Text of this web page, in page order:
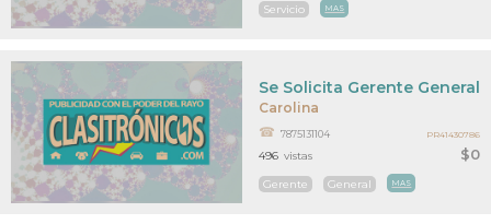
Servicio MAS
Carolina
$0
Se Solicita Gerente General
7875131104
Gerente General MAS
496 vistas
PR41430786